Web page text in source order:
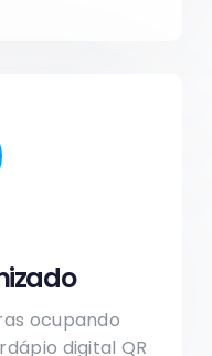
ocupando
digital QR